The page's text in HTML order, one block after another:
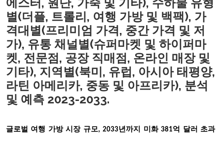
별(더플, 트롤리, 여행 가방 및 백팩), 가
격대별(프리미엄 가격, 중간 가격 및 저
가), 유통 채널별(슈퍼마켓 및 하이퍼마
켓, 전문점, 공장 직매점, 온라인 매장 및
기타), 지역별(북미, 유럽, 아시아 태평양,
라틴 아메리카, 중동 및 아프리카), 분석
및 예측 2023-2033.
글로벌 여행 가방 시장 규모, 2033년까지 미화 381억 달러 초과